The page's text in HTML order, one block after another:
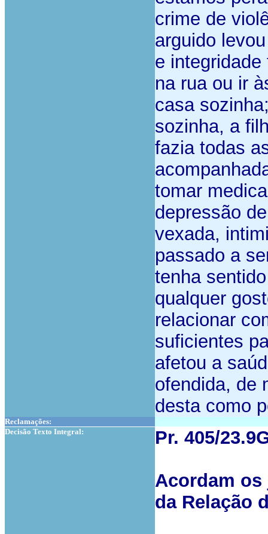
crime de
arguido
e
na rua ou ir
casa
sozinha, a
fazia todas
tomar
depressão
vexada,
passado a
tenha
qualquer
relacionar
suficientes
afetou a
ofendida, de
desta como
Reclamações:
Decisão Texto Integral:
Pr. 405/
Acordam
da Relação